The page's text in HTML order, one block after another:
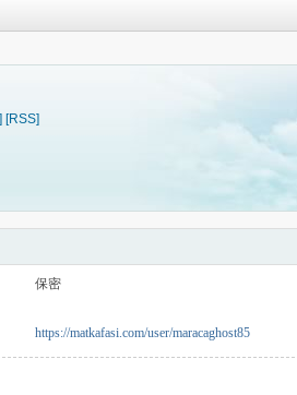
[RSS]
保密
https://matkafasi.com/user/maracaghost85